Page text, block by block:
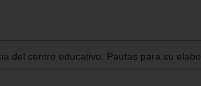
del centro educativo. Pautas para su